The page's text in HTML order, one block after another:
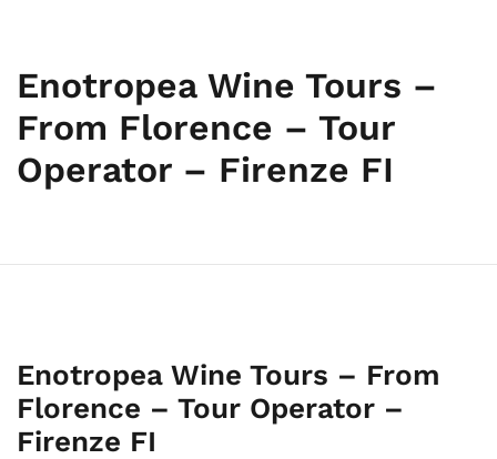
Enotropea Wine Tours –
From Florence – Tour
Operator – Firenze FI
Enotropea Wine Tours – From
Florence – Tour Operator –
Firenze FI